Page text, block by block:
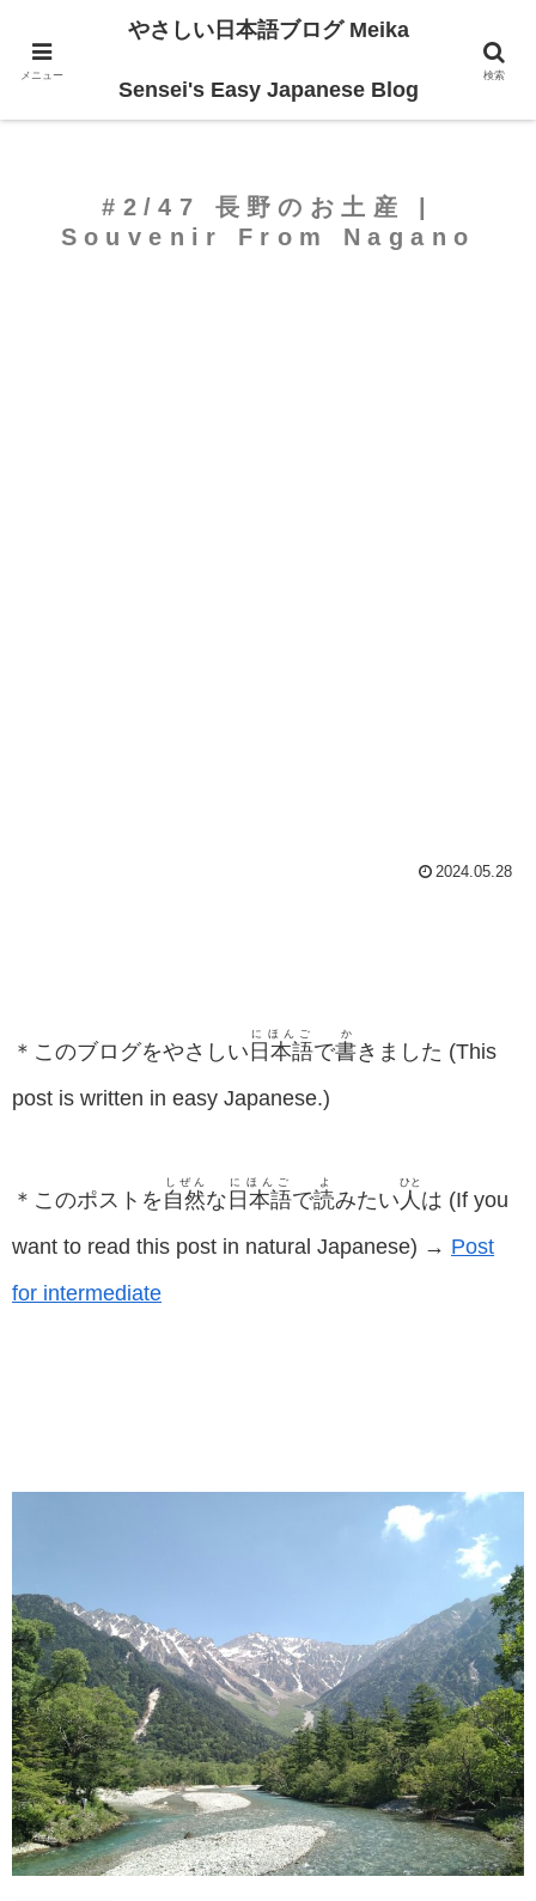
For Beginners
#2/47 長野のお土産 |
Souvenir From Nagano
2024.05.28
＊このブログをやさしい 日本語
にほんご
で書
か
きました (This
post is written in easy Japanese.)
＊このポストを 自然
しぜん
な 日本語
にほんご
で読
よ
みたい 人
ひと
は (If you
want to read this post in natural Japanese) → Post
for intermediate
メニュー
やさしい日本語ブログ Meika
Sensei's Easy Japanese Blog
検索